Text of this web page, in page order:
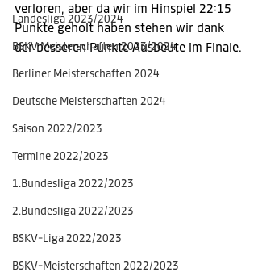
Landesliga 2023/2024
BSKV Meisterschaften 2023/2024
Berliner Meisterschaften 2024
Deutsche Meisterschaften 2024
Saison 2022/2023
Termine 2022/2023
1.Bundesliga 2022/2023
2.Bundesliga 2022/2023
BSKV-Liga 2022/2023
BSKV-Meisterschaften 2022/2023
verloren, aber da wir im Hinspiel 22:15
Punkte geholt haben stehen wir dank
der besseren Punkte Ausbeute im Finale.